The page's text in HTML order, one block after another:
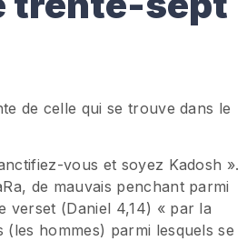
de celle qui se trouve dans le
de mauvais penchant parmi
verset (Daniel 4,14) « par la
hommes) parmi lesquels se